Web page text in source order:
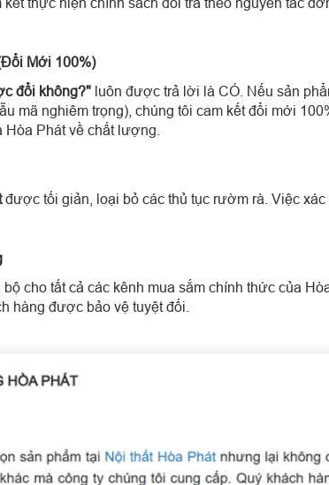
Mới 100%)
đổi không?" luôn được trả lời là CÓ. Nếu sản
mã nghiêm trọng), chúng tôi cam kết đổi mới
Phát về chất lượng.
được tối giản, loại bỏ các thủ tục rườm rà. Việc
cho tất cả các kênh mua sắm chính thức của
hàng được bảo vệ tuyệt đối.